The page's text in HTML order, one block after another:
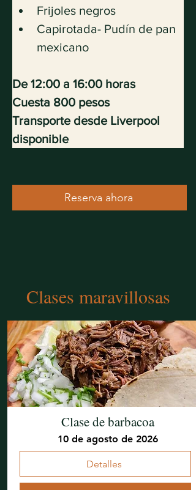
Frijoles negros
Capirotada- Pudín de pan
mexicano
De 12:00 a 16:00 horas
Cuesta 800 pesos
Transporte desde Liverpool
disponible
Reserva ahora
Clases maravillosas
Clase de barbacoa
10 de agosto de 2026
Detalles